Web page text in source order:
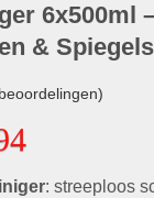
6x500ml
& Spiegels
Huidige
is:: streeploos